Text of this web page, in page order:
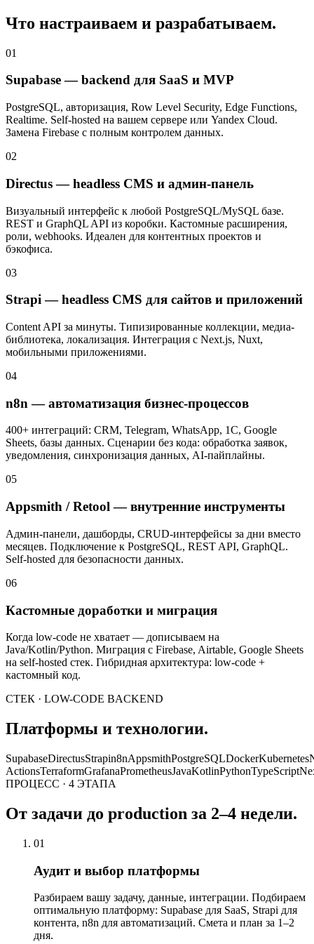
Что настраиваем и разрабатываем.
01
Supabase — backend для SaaS и MVP
PostgreSQL, авторизация, Row Level Security, Edge Functions,
Realtime. Self-hosted на вашем сервере или Yandex Cloud.
Замена Firebase с полным контролем данных.
02
Directus — headless CMS и админ-панель
Визуальный интерфейс к любой PostgreSQL/MySQL базе.
REST и GraphQL API из коробки. Кастомные расширения,
роли, webhooks. Идеален для контентных проектов и
бэкофиса.
03
Strapi — headless CMS для сайтов и приложений
Content API за минуты. Типизированные коллекции, медиа-
библиотека, локализация. Интеграция с Next.js, Nuxt,
мобильными приложениями.
04
n8n — автоматизация бизнес-процессов
400+ интеграций: CRM, Telegram, WhatsApp, 1С, Google
Sheets, базы данных. Сценарии без кода: обработка заявок,
уведомления, синхронизация данных, AI-пайплайны.
05
Appsmith / Retool — внутренние инструменты
Админ-панели, дашборды, CRUD-интерфейсы за дни вместо
месяцев. Подключение к PostgreSQL, REST API, GraphQL.
Self-hosted для безопасности данных.
06
Кастомные доработки и миграция
Когда low-code не хватает — дописываем на
Java/Kotlin/Python. Миграция с Firebase, Airtable, Google Sheets
на self-hosted стек. Гибридная архитектура: low-code +
кастомный код.
СТЕК · LOW-CODE BACKEND
Платформы и технологии.
SupabaseDirectusStrapin8nAppsmithPostgreSQLDockerKubernetes
ActionsTerraformGrafanaPrometheusJavaKotlinPythonTypeScript
ПРОЦЕСС · 4 ЭТАПА
От задачи до production за 2–4 недели.
01
Аудит и выбор платформы
Разбираем вашу задачу, данные, интеграции. Подбираем
оптимальную платформу: Supabase для SaaS, Strapi для
контента, n8n для автоматизаций. Смета и план за 1–2
дня.